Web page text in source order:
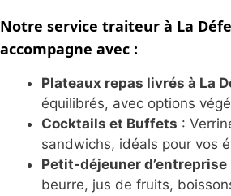
Notre service traiteur à La
accompagne avec :
Plateaux repas livrés à La
équilibrés, avec options
Cocktails et Buffets :
sandwichs, idéals pour vos
Petit-déjeuner d’entreprise
beurre, jus de fruits,